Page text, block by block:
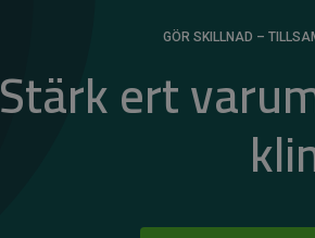
GÖR SKILLNAD –
Stärk ert